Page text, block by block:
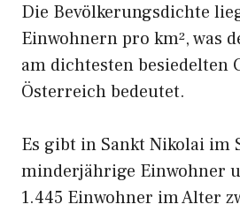
Die Bevölkerungsdichte
Einwohnern pro km², was
am dichtesten besiedelten
Österreich bedeutet.
Es gibt in Sankt Nikolai im
minderjährige Einwohner
1.445 Einwohner im Alter